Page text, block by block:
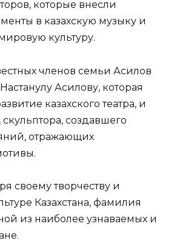
которые внесли
в казахскую музыку и
культуру.
членов семьи Асилов
Асилову, которая
казахского театра, и
создавшего
отражающих
своему творчеству и
Казахстана, фамилия
из наиболее узнаваемых и